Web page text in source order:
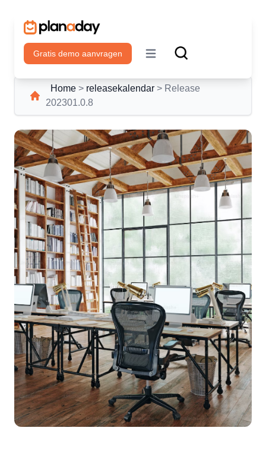
Gratis demo aanvragen
Open main menu
Home > releasekalendar > Release
202301.0.8